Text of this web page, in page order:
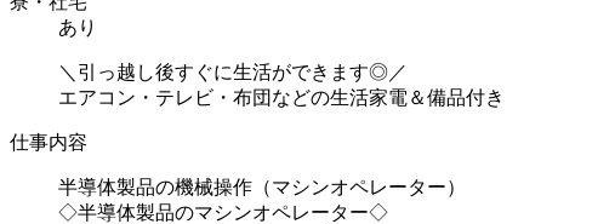
あり
＼引っ越し後すぐに生活ができます◎／
エアコン・テレビ・布団などの生活家電＆備品付き
仕事内容
半導体製品の機械操作（マシンオペレーター）
◇半導体製品のマシンオペレーター◇